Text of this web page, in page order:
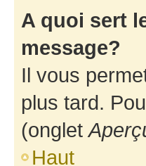
A quoi sert
message?
Il vous
plus tard.
(onglet
Haut